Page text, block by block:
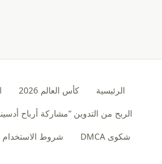
الرئيسية كأس العالم 2026
الربح من التدوين “مشاركة أرباح
شكوى DMCA
شروط الاستخدام